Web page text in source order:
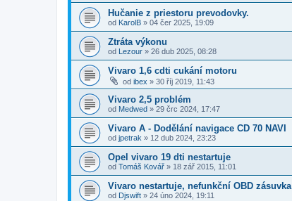
Hučanie z priestoru prevodovky.
od KarolB » 04 čer 2025, 19:09
Ztráta výkonu
od Lezour » 26 dub 2025, 08:28
Vivaro 1,6 cdti cukání motoru
od ibex » 30 říj 2019, 11:43
Vivaro 2,5 problém
od Medwed » 29 črc 2024, 17:47
Vivaro A - Dodělání navigace CD 70 NAVI
od jpetrak » 12 dub 2024, 23:23
Opel vivaro 19 dti nestartuje
od Tomáš Kovář » 18 zář 2015, 11:01
Vivaro nestartuje, nefunkční OBD zásuvka
od Djswift » 24 úno 2024, 19:11